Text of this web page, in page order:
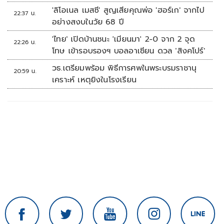
22:37 น.
'ลิโอเนล เมสซี' สูญเสียคุณพ่อ 'ฮอร์เก' จากไป
อย่างสงบในวัย 68 ปี
22:26 น.
'ไทย' เปิดบ้านชนะ 'เมียนมา' 2-0 จาก 2 จุด
โทษ เข้ารอบรองฯ บอลอาเซียน ดวล 'สิงคโปร์'
20:59 น.
วธ.เตรียมพร้อม พิธีการศพในพระบรมราชานุ
เคราะห์ เหตุยิงในโรงเรียน